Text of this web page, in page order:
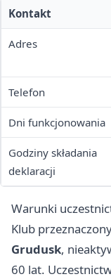
Kontakt
Adres
Telefon
Dni funkcjonowania
Godziny składania
deklaracji
Warunki
Klub
Grudusk,
60 lat.